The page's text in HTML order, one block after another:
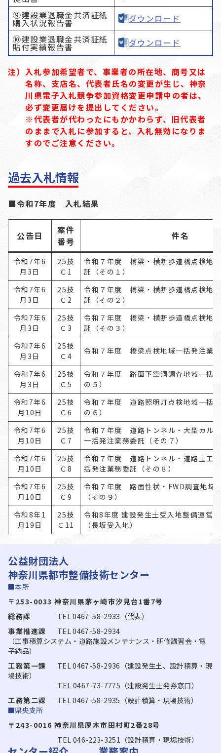
⑨建設業退職金共済証紙
購入状況報告書
ダウンロード
⑩建設業退職金共済証紙
貼付実績報告書 ダウンロード
注） 入札参加希望者で、事業者の所在地、商号又は
名称、支店名、代表者氏名の変更が生じ、神奈
川県電子入札競争参加資格変更申請中の者は、
必ず変更届けを提出してください。
※代表者が代わったにもかかわらず、旧代表者
のままで入札に参加すると、入札無効になりま
すのでご注意ください。
過去入札情報
■令和7年度 入札結果
公告日
案件
番号
件名
令和7年6
月3日
25技
Ｃ1
令和７年度 橋梁・横断歩道橋点検地
託（その１）
令和7年6
月3日
25技
Ｃ2
令和７年度 橋梁・横断歩道橋点検地
託（その２）
令和7年6
月3日
25技
Ｃ3
令和７年度 橋梁・横断歩道橋点検地
託（その３）
令和7年6
月3日
25技
Ｃ4
令和７年度 橋梁点検地域一括発注業
令和7年6
月3日
25技
Ｃ5
令和７年度 路面下空洞調査地域一括
の５）
令和7年6
月10日
25技
Ｃ6
令和７年度 道路照明灯点検地域一括
の６）
令和7年6
月10日
25技
Ｃ7
令和７年度 道路トンネル・大型カル
一括発注業務委託（その７）
令和7年6
月10日
25技
Ｃ8
令和７年度 道路トンネル・道路土工
括発注業務委託（その８）
令和7年6
月10日
25技
Ｃ9
令和７年度 路面性状・FWD調査地域
（その９）
令和8年1
月19日
25技
Ｃ11
令和8年度 建設発生土受入地整備運営
（長坂受入地）
公益財団法人
神奈川県都市整備技術センター
■本所
〒253-0033 神奈川県茅ヶ崎市汐見台1番7号
総務課
TEL 0467-58-2933（代表）
事業推進課
TEL 0467-58-2934
（工事積算システム・道路施設メンテナンス・研修講習会・電
子納品）
工務第一課
TEL 0467-58-2936（建設発生土、設計積算・現
場技術）
TEL 0467-73-7775（建設発生土発券窓口）
工務第二課
TEL 0467-58-2935（設計積算・現場技術）
■県央支所
〒243-0016 神奈川県厚木市田村町2番28号
TEL 046-223-3251（設計積算・現場技術）